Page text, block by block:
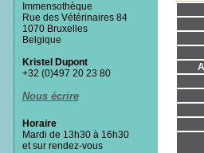
Immensothèque
Rue des Vétérinaires 84
1070 Bruxelles
Belgique
Kristel Dupont
+32 (0)497 20 23 80
Nous écrire
Horaire
Mardi de 13h30 à 16h30
et sur rendez-vous